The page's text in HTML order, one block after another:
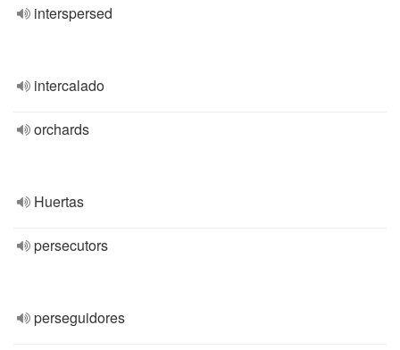
interspersed
intercalado
orchards
Huertas
persecutors
perseguidores